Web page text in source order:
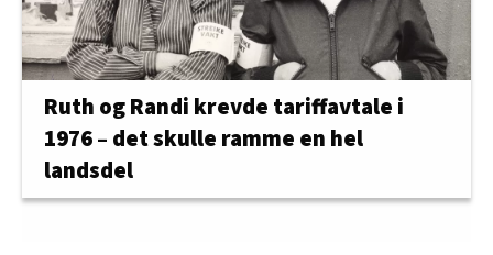
Ruth og Randi krevde tariffavtale i
1976 – det skulle ramme en hel
landsdel